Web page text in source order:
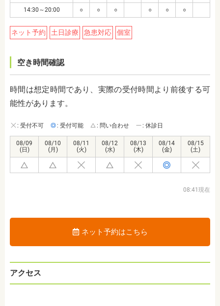
14:30～20:00 ○ ○ ○ ○ ○ ○
ネット予約 土日診療 急患対応 個室
空き時間確認
時間は想定時間であり、実際の受付時間より前後する可
能性があります。
: 受付不可 : 受付可能 : 問い合わせ : 休診日
08/09
(日)
08/10
(月)
08/11
(火)
08/12
(水)
08/13
(木)
08/14
(金)
08/15
(土)
08:41現在
ネット予約はこちら
アクセス